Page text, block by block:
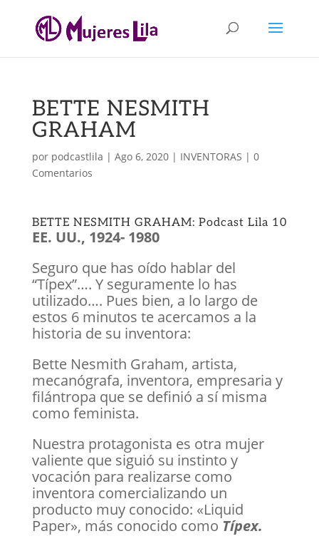
BETTE NESMITH
GRAHAM
por podcastlila | Ago 6, 2020| INVENTORAS | 0
Comentarios
BETTE NESMITH GRAHAM: Podcast Lila 10
EE. UU., 1924- 1980
Seguro que has oído hablar del
“Típex”…. Y seguramente lo has
utilizado…. Pues bien, a lo largo de
estos 6 minutos te acercamos a la
historia de su inventora:
Bette Nesmith Graham, artista,
mecanógrafa, inventora, empresaria y
filántropa que se definió a sí misma
como feminista.
Nuestra protagonista es otra mujer
valiente que siguió su instinto y
vocación para realizarse como
inventora comercializando un
producto muy conocido: «Liquid
Paper», más conocido como Típex.